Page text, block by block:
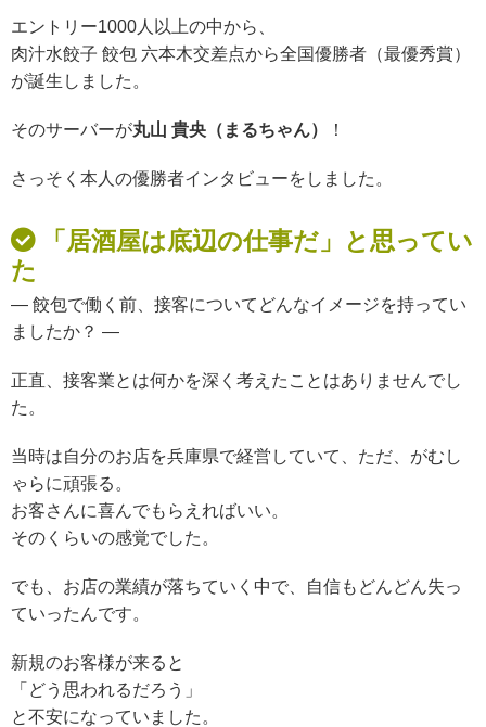
エントリー1000人以上の中から、
肉汁水餃子 餃包 六本木交差点から全国優勝者（最優秀賞）
が誕生しました。
そのサーバーが丸山 貴央（ まるちゃん） ！
さっそく本人の優勝者インタビューをしました。
「居酒屋は底辺の仕事だ」と思ってい
た
— 餃包で働く前、接客についてどんなイメージを持ってい
ましたか？ —
正直、接客業とは何かを深く考えたことはありませんでし
た。
当時は自分のお店を兵庫県で経営していて、 ただ、がむし
ゃらに頑張る。
お客さんに喜んでもらえればいい。
そのくらいの感覚でした。
でも、お店の業績が落ちていく中で、
自信もどんどん失っ
ていったんです。
新規のお客様が来ると
「どう思われるだろう」
と不安になっていました。